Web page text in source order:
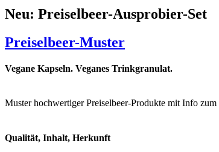
Neu: Preiselbeer-Ausprobier-Set
Preiselbeer-Muster
Vegane Kapseln. Veganes Trinkgranulat.
Muster hochwertiger Preiselbeer-Produkte mit Info
Qualität, Inhalt, Herkunft